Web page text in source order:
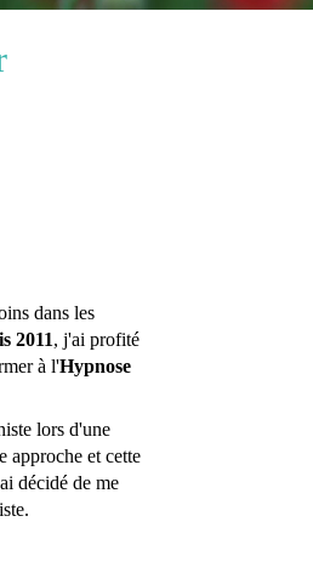
dans les
2011, j'ai profité
à l'Hypnose
lors d'une
approche et cette
décidé de me